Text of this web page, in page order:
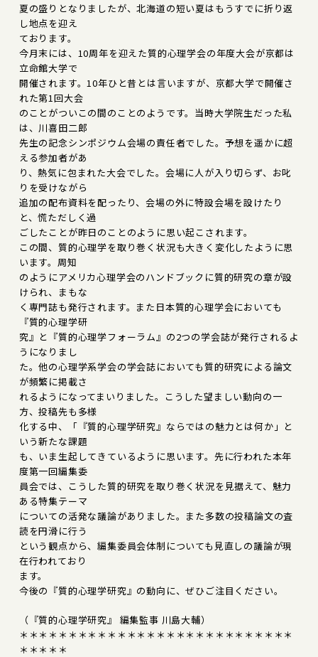
夏の盛りとなりましたが、北海道の短い夏はもうすでに折り返
し地点を迎え
ております。
今月末には、10周年を迎えた質的心理学会の年度大会が京都は
立命館大学で
開催されます。10年ひと昔とは言いますが、京都大学で開催さ
れた第1回大会
のことがついこの間のことのようです。当時大学院生だった私
は、川喜田二郎
先生の記念シンポジウム会場の責任者でした。予想を遥かに超
える参加者があ
り、熱気に包まれた大会でした。会場に人が入り切らず、お叱
りを受けながら
追加の配布資料を配ったり、会場の外に特設会場を設けたり
と、慌ただしく過
ごしたことが昨日のことのように思い起こされます。
この間、質的心理学を取り巻く状況も大きく変化したように思
います。周知
のようにアメリカ心理学会のハンドブックに質的研究の章が設
けられ、まもな
く専門誌も発行されます。また日本質的心理学会においても
『質的心理学研
究』と『質的心理学フォーラム』の2つの学会誌が発行されるよ
うになりまし
た。他の心理学系学会の学会誌においても質的研究による論文
が頻繁に掲載さ
れるようになってまいりました。こうした望ましい動向の一
方、投稿先も多様
化する中、「『質的心理学研究』ならではの魅力とは何か」と
いう新たな課題
も、いま生起してきているように思います。先に行われた本年
度第一回編集委
員会では、こうした質的研究を取り巻く状況を見据えて、魅力
ある特集テーマ
についての活発な議論がありました。また多数の投稿論文の査
読を円滑に行う
という観点から、編集委員会体制についても見直しの議論が現
在行われており
ます。
今後の『質的心理学研究』の動向に、ぜひご注目ください。
（『質的心理学研究』 編集監事 川島大輔）
＊＊＊＊＊＊＊＊＊＊＊＊＊＊＊＊＊＊＊＊＊＊＊＊＊＊＊＊
＊＊＊＊＊